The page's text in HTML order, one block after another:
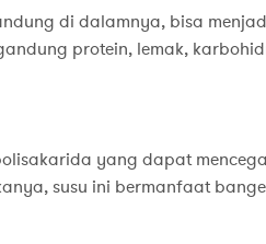
di dalamnya, bisa
protein, lemak,
yang dapat
susu ini bermanfaat